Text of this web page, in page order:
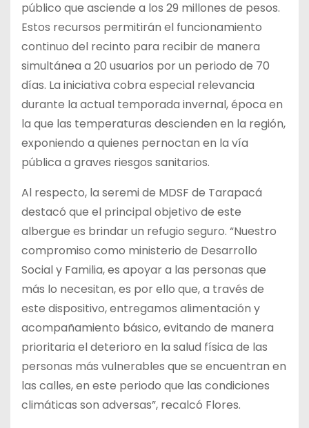
público que asciende a los 29 millones de pesos.
Estos recursos permitirán el funcionamiento
continuo del recinto para recibir de manera
simultánea a 20 usuarios por un periodo de 70
días. La iniciativa cobra especial relevancia
durante la actual temporada invernal, época en
la que las temperaturas descienden en la región,
exponiendo a quienes pernoctan en la vía
pública a graves riesgos sanitarios.
Al respecto, la seremi de MDSF de Tarapacá
destacó que el principal objetivo de este
albergue es brindar un refugio seguro. “Nuestro
compromiso como ministerio de Desarrollo
Social y Familia, es apoyar a las personas que
más lo necesitan, es por ello que, a través de
este dispositivo, entregamos alimentación y
acompañamiento básico, evitando de manera
prioritaria el deterioro en la salud física de las
personas más vulnerables que se encuentran en
las calles, en este periodo que las condiciones
climáticas son adversas”, recalcó Flores.